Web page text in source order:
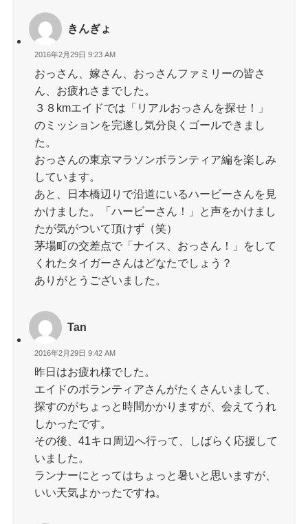
きんぎょ
2016年2月29日 9:23 AM
おっさん、嫁さん、おっさんファミリーの皆さ
ん、お疲れさまでした。
３８kmエイドでは「リアルおっさんを探せ！」
のミッションを完遂し気分良くゴールできまし
た。
おっさんの東京マラソンボランティア編を楽しみ
しています。
あと、日本橋辺りで沿道にいるハービーさんを見
かけました。「ハービーさん！」と声をかけまし
たが気がついて頂けず（笑）
茅場町の交差点で「ナイス、おっさん！」をして
くれたタイガーさんはどなたでしょう？
ありがとうございました。
Tan
2016年2月29日 9:42 AM
昨日はお疲れ様でした。
エイドのボランティアさんがたくさんいまして、
探すのがちょっと時間かかりますが、会えてうれ
しかったです。
その後、41キロ周辺へ行って、しばらく応援して
いました。
ランナーにとってはちょっと暑いと思いますが、
いい天気よかったですね。